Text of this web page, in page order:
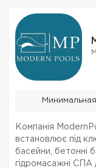
Компанія
встановлює під
басейни, бетонні
гідромасажні СПА